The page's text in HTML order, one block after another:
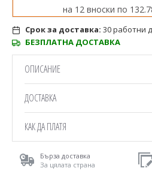
Срок за доставка: 30 работни
БЕЗПЛАТНА ДОСТАВКА
на 12 вноски по
Бърза доставка
За цялата страна
ОПИСАНИЕ
ДОСТАВКА
КАК ДА ПЛАТЯ